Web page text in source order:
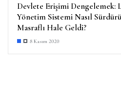
Devlete Erişimi Dengelemek:
Yönetim Sistemi Nasıl
Masraflı Hale Geldi?
8 Kasım 2020